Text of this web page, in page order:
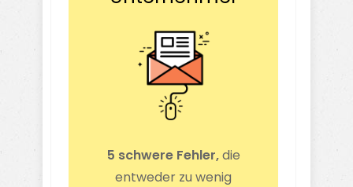
5 schwere Fehler,die
entweder zu wenig